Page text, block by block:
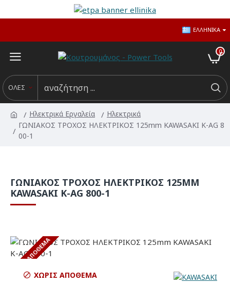
ΕΛΛΗΝΙΚΆ
0
ΟΛΕΣ
Ηλεκτρικά Εργαλεία
Ηλεκτρικά
ΓΩΝΙΑΚΟΣ ΤΡΟΧΟΣ ΗΛΕΚΤΡΙΚΟΣ 125mm KAWASAKI K-AG 8
00-1
ΓΩΝΙΑΚΟΣ ΤΡΟΧΟΣ ΗΛΕΚΤΡΙΚΟΣ 125MM
KAWASAKI K-AG 800-1
ΧΩΡΊΣ ΑΠΌΘΕΜΑΧΩΡΊΣ ΑΠΌΘΕΜΑ